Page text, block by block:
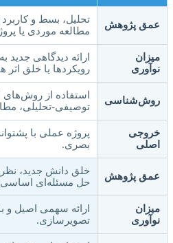
عمق پژوهش
تحلیل، بسط و
مطالعه موردی یا
میزان
نوآوری
ارائه دیدگاهی
رویکردها یا خلق
روش‌شناسی
استفاده از روش‌های
توصیفی-تحلیلی،
خروجی
اصلی
پروژه عملی با
بصری.
عمق پژوهش
خلق دانش جدید،
حل مسئله‌ای اساسی
میزان
نوآوری
ارائه سهمی اصیل و
تصویرسازی.